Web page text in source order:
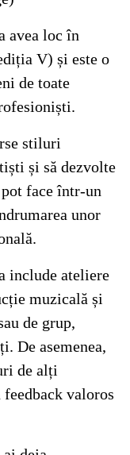
avea loc în
V) și este o
de toate
stiluri
și să dezvolte
face într-un
unor
include ateliere
muzicală și
de grup,
De asemenea,
de alți
valoros